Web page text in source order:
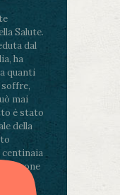
Salute.
dal
ha
quanti
mai
è stato
della
centinaia
persone